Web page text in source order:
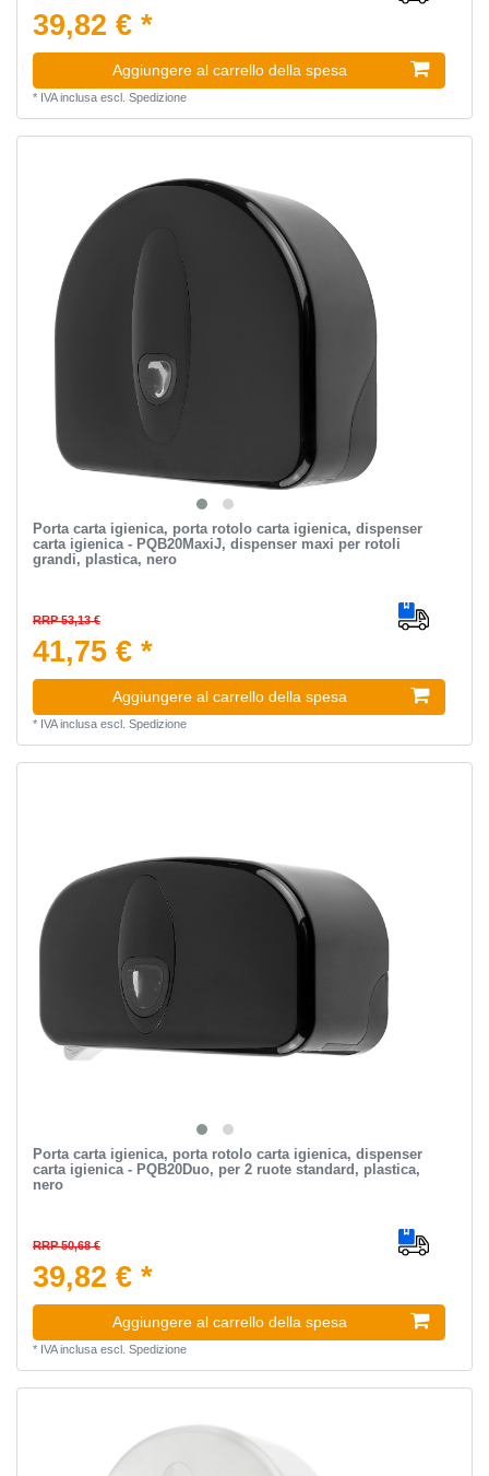
39,82 € *
Aggiungere al carrello della spesa
* IVA inclusaescl. Spedizione
Porta carta igienica, porta rotolo carta igienica, dispenser
carta igienica - PQB20MaxiJ, dispenser maxi per rotoli
grandi, plastica, nero
RRP 53,13 €
41,75 € *
Aggiungere al carrello della spesa
* IVA inclusaescl. Spedizione
Porta carta igienica, porta rotolo carta igienica, dispenser
carta igienica - PQB20Duo, per 2 ruote standard, plastica,
nero
RRP 50,68 €
39,82 € *
Aggiungere al carrello della spesa
* IVA inclusaescl. Spedizione